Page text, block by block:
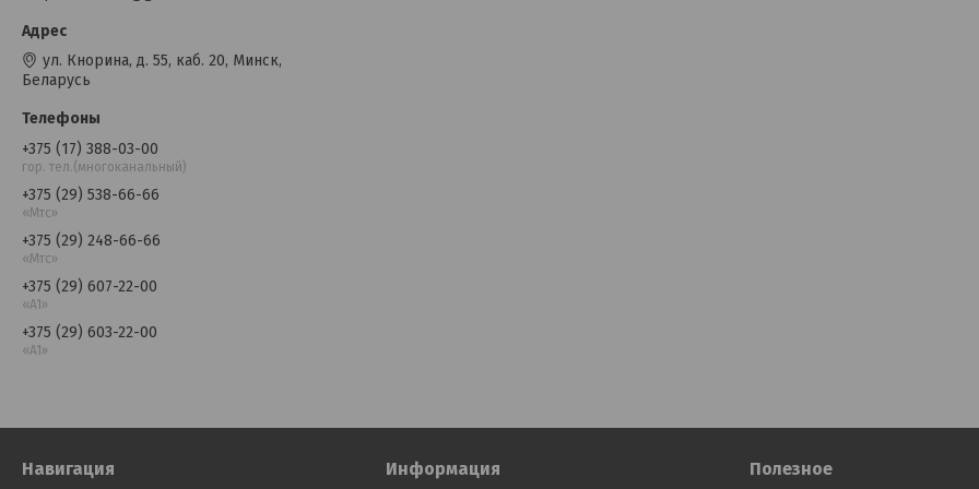
ул. Кнорина, д. 55, каб. 20, Минск,
Беларусь
+375 (17) 388-03-00
гор. тел.(многоканальный)
+375 (29) 538-66-66
«Мтс»
+375 (29) 248-66-66
«Мтс»
+375 (29) 607-22-00
«A1»
+375 (29) 603-22-00
«A1»
Навигация Информация Полезное